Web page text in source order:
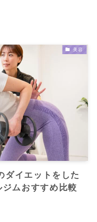
美容
ダイエットをした
ムおすすめ比較